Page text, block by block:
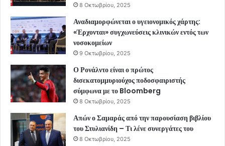
8 Οκτωβρίου, 2025
Αναδιαμορφώνεται ο υγειονομικός χάρτης:
«Έρχονται» συγχωνεύσεις κλινικών εντός των
νοσοκομείων
9 Οκτωβρίου, 2025
Ο Ρονάλντο είναι ο πρώτος
δισεκατομμυριούχος ποδοσφαιριστής
σύμφωνα με το Bloomberg
8 Οκτωβρίου, 2025
Απών ο Σαμαράς από την παρουσίαση βιβλίου
του Στυλιανίδη – Τι λένε συνεργάτες του
8 Οκτωβρίου, 2025